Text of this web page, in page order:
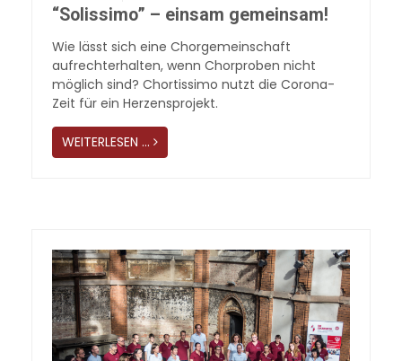
“Solissimo” – einsam gemeinsam!
Wie lässt sich eine Chorgemeinschaft
aufrechterhalten, wenn Chorproben nicht
möglich sind? Chortissimo nutzt die Corona-
Zeit für ein Herzensprojekt.
WEITERLESEN …